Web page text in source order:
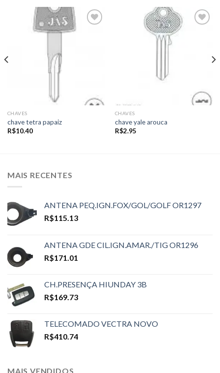
CHAVES
chave tetra papaiz
R$10.40
CHAVES
chave yale arouca
R$2.95
MAIS RECENTES
ANTENA PEQ.IGN.FOX/GOL/GOLF OR1297
R$115.13
ANTENA GDE CIL.IGN.AMAR./TIG OR1296
R$171.01
CH.PRESENÇA HIUNDAY 3B
R$169.73
TELECOMADO VECTRA NOVO
R$410.74
MAIS VENDIDOS